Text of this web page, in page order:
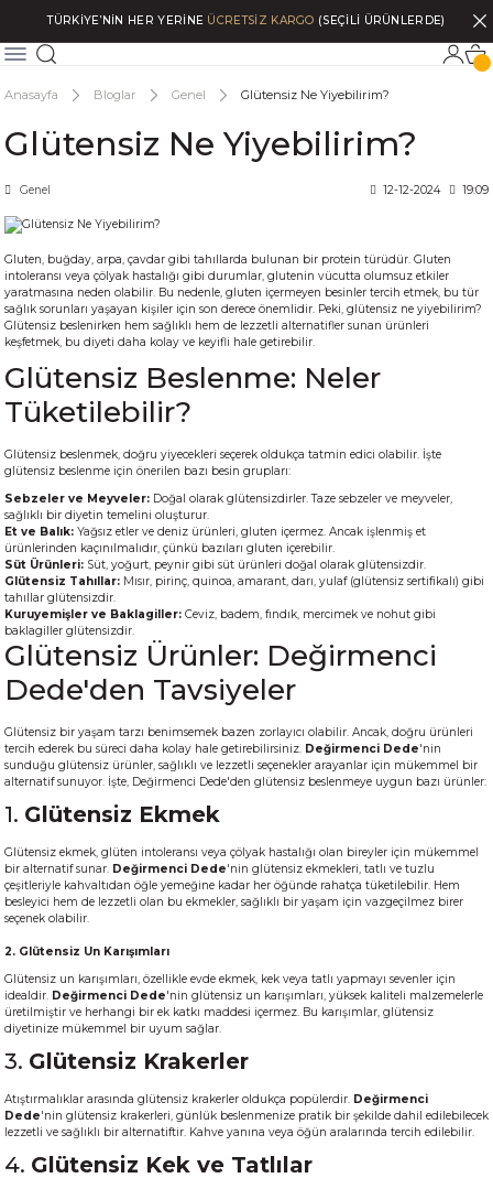
TÜRKİYE’NİN HER YERİNE ÜCRETSİZ KARGO (SEÇİLİ ÜRÜNLERDE)
Anasayfa Bloglar Genel Glütensiz Ne Yiyebilirim?
Glütensiz Ne Yiyebilirim?
Genel 12-12-2024 19:09
Gluten, buğday, arpa, çavdar gibi tahıllarda bulunan bir protein türüdür. Gluten
intoleransı veya çölyak hastalığı gibi durumlar, glutenin vücutta olumsuz etkiler
yaratmasına neden olabilir. Bu nedenle, gluten içermeyen besinler tercih etmek, bu tür
sağlık sorunları yaşayan kişiler için son derece önemlidir. Peki, glütensiz ne yiyebilirim?
Glütensiz beslenirken hem sağlıklı hem de lezzetli alternatifler sunan ürünleri
keşfetmek, bu diyeti daha kolay ve keyifli hale getirebilir.
Glütensiz Beslenme: Neler
Tüketilebilir?
Glütensiz beslenmek, doğru yiyecekleri seçerek oldukça tatmin edici olabilir. İşte
glütensiz beslenme için önerilen bazı besin grupları:
Sebzeler ve Meyveler: Doğal olarak glütensizdirler. Taze sebzeler ve meyveler,
sağlıklı bir diyetin temelini oluşturur.
Et ve Balık: Yağsız etler ve deniz ürünleri, gluten içermez. Ancak işlenmiş et
ürünlerinden kaçınılmalıdır, çünkü bazıları gluten içerebilir.
Süt Ürünleri: Süt, yoğurt, peynir gibi süt ürünleri doğal olarak glütensizdir.
Glütensiz Tahıllar: Mısır, pirinç, quinoa, amarant, darı, yulaf (glütensiz sertifikalı) gibi
tahıllar glütensizdir.
Kuruyemişler ve Baklagiller: Ceviz, badem, fındık, mercimek ve nohut gibi
baklagiller glütensizdir.
Glütensiz Ürünler: Değirmenci
Dede'den Tavsiyeler
Glütensiz bir yaşam tarzı benimsemek bazen zorlayıcı olabilir. Ancak, doğru ürünleri
tercih ederek bu süreci daha kolay hale getirebilirsiniz. Değirmenci Dede'nin
sunduğu glütensiz ürünler, sağlıklı ve lezzetli seçenekler arayanlar için mükemmel bir
alternatif sunuyor. İşte, Değirmenci Dede'den glütensiz beslenmeye uygun bazı ürünler:
1. Glütensiz Ekmek
Glütensiz ekmek, glüten intoleransı veya çölyak hastalığı olan bireyler için mükemmel
bir alternatif sunar. Değirmenci Dede'nin glütensiz ekmekleri, tatlı ve tuzlu
çeşitleriyle kahvaltıdan öğle yemeğine kadar her öğünde rahatça tüketilebilir. Hem
besleyici hem de lezzetli olan bu ekmekler, sağlıklı bir yaşam için vazgeçilmez birer
seçenek olabilir.
2. Glütensiz Un Karışımları
Glütensiz un karışımları, özellikle evde ekmek, kek veya tatlı yapmayı sevenler için
idealdir. Değirmenci Dede'nin glütensiz un karışımları, yüksek kaliteli malzemelerle
üretilmiştir ve herhangi bir ek katkı maddesi içermez. Bu karışımlar, glütensiz
diyetinize mükemmel bir uyum sağlar.
3. Glütensiz Krakerler
Atıştırmalıklar arasında glütensiz krakerler oldukça popülerdir. Değirmenci
Dede'nin glütensiz krakerleri, günlük beslenmenize pratik bir şekilde dahil edilebilecek
lezzetli ve sağlıklı bir alternatiftir. Kahve yanına veya öğün aralarında tercih edilebilir.
4. Glütensiz Kek ve Tatlılar